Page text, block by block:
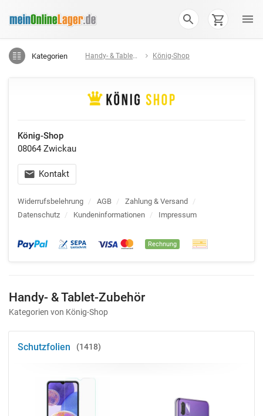
Kategorien Handy- & Tablet-Zubehör König-Shop
König-Shop
08064 Zwickau
Kontakt
Widerrufsbelehrung / AGB / Zahlung & Versand
/
Datenschutz / Kundeninformationen / Impressum
Rechnung
Handy- & Tablet-Zubehör
Kategorien von König-Shop
Schutzfolien 1418